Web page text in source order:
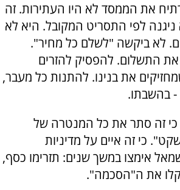
את הממסד לא היו העתירות. זה
לפי התסריט המקובל. היא לא
לא ביקשה "לשלם כל מחיר".
התשלום. להפסיק להזרים
את בנינו. להתנות כל מעבר,
בהשבתו.
כי זה סתר את כל המנטרה של
כי זה איים על מדיניות
אימצו במשך שנים: תזרימו כסף,
את ה"הסכמה".